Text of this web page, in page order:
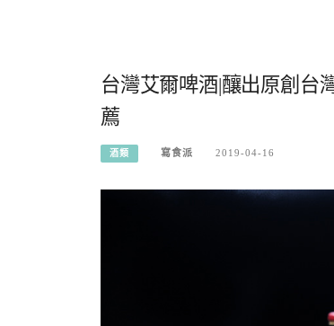
台灣艾爾啤酒|釀出原創台
薦
酒類 寫食派 2019-04-16